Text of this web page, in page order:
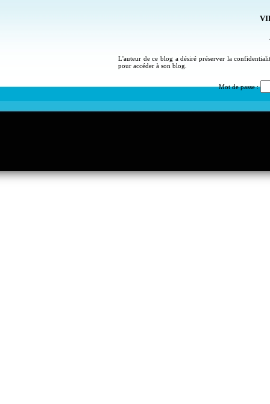
L'auteur de ce blog a désiré préserver la
pour accéder à son blog.
Mot de passe :